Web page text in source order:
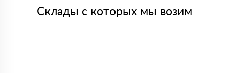
Склады с которых мы возим